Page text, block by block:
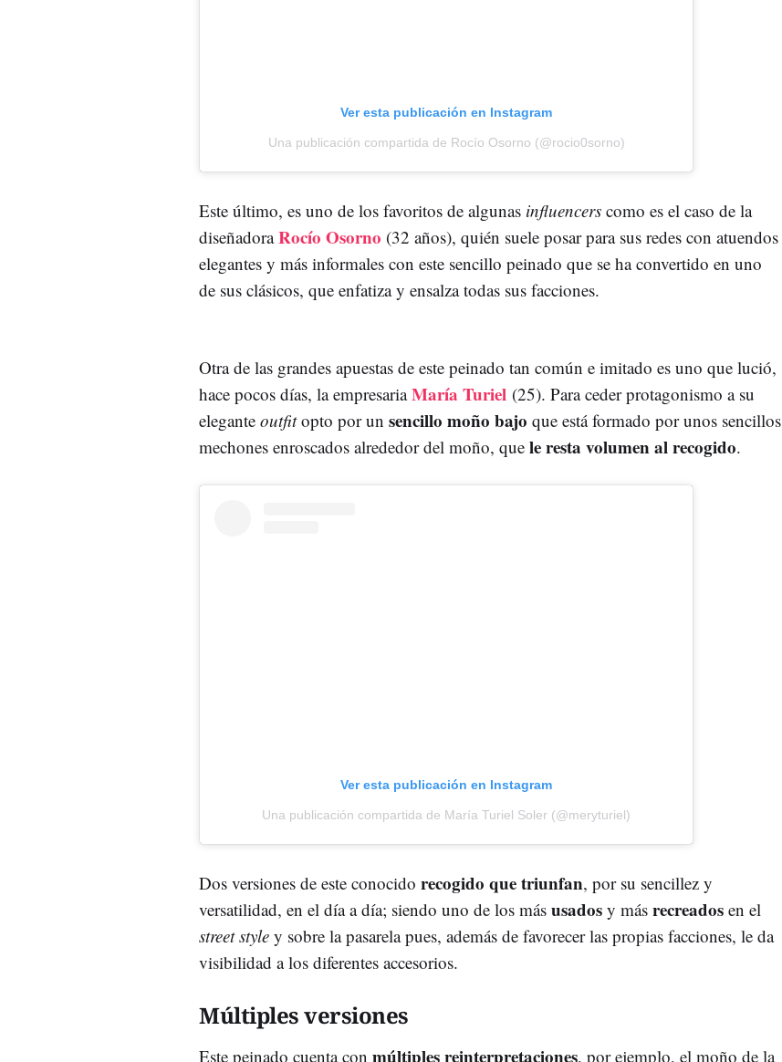
Ver esta publicación en Instagram
Una publicación compartida de Rocío Osorno (@rocio0sorno)
Este último, es uno de los favoritos de algunas influencers como es el caso de la
diseñadoraRocío Osorno (32 años), quién suele posar para sus redes con atuendos
elegantes y más informales con este sencillo peinado que se ha convertido en uno
de sus clásicos, que enfatiza y ensalza todas sus facciones.
Otra de las grandes apuestas de este peinado tan común e imitado es uno que lució,
hace pocos días, la empresaria María Turiel (25). Para ceder protagonismo a su
elegante outfitopto por un sencillo moño bajo que está formado por unos sencillos
mechones enroscados alrededor del moño, que le resta volumen al recogido.
Ver esta publicación en Instagram
Una publicación compartida de María Turiel Soler (@meryturiel)
Dos versiones de este conocido recogido que triunfan, por su sencillez y
versatilidad, en el día a día; siendo uno de los más usados y más recreados en el
street style y sobre la pasarela pues, además de favorecer las propias facciones, le da
visibilidad a los diferentes accesorios.
Múltiples versiones
Este peinado cuenta con múltiples reinterpretaciones, por ejemplo, el moño de la